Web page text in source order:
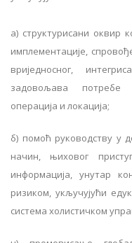
а) структурисани оквир
имплементације,
вриједносног,
задовољава потребе
операција и локација;
б) помоћ руководству у
начин, њиховог
информација, унутар
ризиком, укључујући
система холистичком